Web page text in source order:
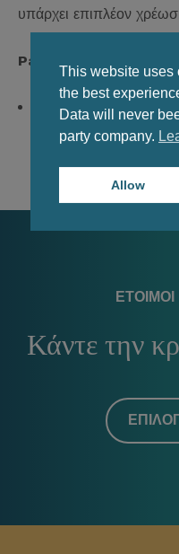
This website uses
the best
Data will never
party company.
Allow
υπάρχει επιπλέον
Parking
Δωρεάν δημόσιο
Κάντε την